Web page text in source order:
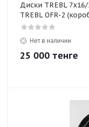
Диски TREBL
TREBL OFR-2
Нет в наличии
25 000 тенге